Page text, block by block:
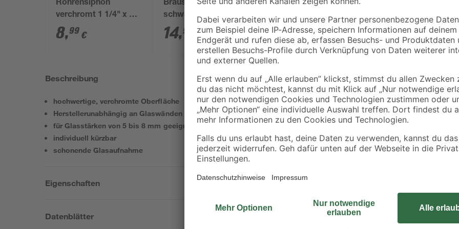
Röhrensiphon
verchromt 1 1/4" x 32
mm
8,99 €
Brauseschlauch
schwarz PVC 150 cm
14,99 €
Flex-Siphon
Kunststoff weiß 1 1/2'
x 40/50 mm
9,99€
'Denver' matt
schwarz
70,99 €
Beschreibung
hochwertige, verchromte Oberfläche
Herstellerunabhängig an Glaswänden einsetzbar
für Glasstärken von 5 bis 8 mm geeignet
individuell kürzbar
schonende Glasaufnahme
Mit diesem Stabilisationsbügel
gewünschten Position
fällt die Anpassung an deine
Stabilisationsbügel fügt sich
Eigenschaften
Datenblätter